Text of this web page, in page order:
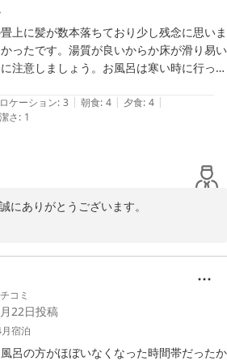
寛いでいただけるよう、努めてまいりま
ちしております。
上に髪が数本落ちており少し残念に思いま
ったです。湯質が良いからか床が滑り易い
注意しましょう。お風呂は寒い時に行った
ロケーション: 3 | 朝食: 4 | 夕食: 4 |
さ: 1
にありがとうございます。
至らぬ点がありご不快な思いをさせてし
空間づくりに努めてまいります。
泉の質にご満足いただけたこと、大変光
ともに温まっていただけたことは私共に
。
てお礼申し上げます。お客様のまたのお
コミ
22日投稿
宿泊
呂の方がほぼいなくなった時間帯だったか